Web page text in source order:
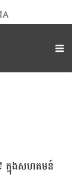
ក្នុងសហគមន៍